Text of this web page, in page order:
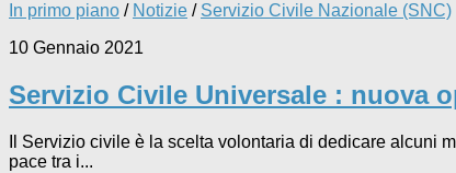
In primo piano / Notizie / Servizio Civile Nazionale (SNC)
10 Gennaio 2021
Servizio Civile Universale : nuova
Il Servizio civile è la scelta volontaria di dedicare alcuni
pace tra i...